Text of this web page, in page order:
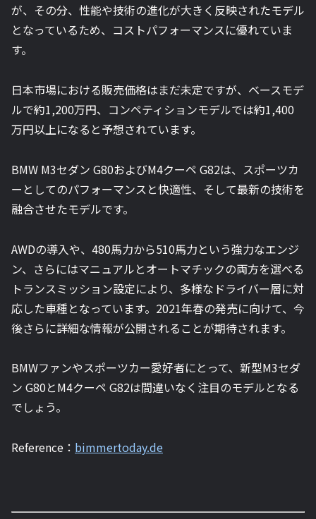
が、その分、性能や技術の進化が大きく反映されたモデル
となっているため、コストパフォーマンスに優れていま
す。
日本市場における販売価格はまだ未定ですが、ベースモデ
ルで約1,200万円、コンペティションモデルでは約1,400
万円以上になると予想されています。
BMW M3セダン G80およびM4クーペ G82は、スポーツカ
ーとしてのパフォーマンスと快適性、そして最新の技術を
融合させたモデルです。
AWDの導入や、480馬力から510馬力という強力なエンジ
ン、さらにはマニュアルとオートマチックの両方を選べる
トランスミッション設定により、多様なドライバー層に対
応した車種となっています。2021年春の発売に向けて、今
後さらに詳細な情報が公開されることが期待されます。
BMWファンやスポーツカー愛好者にとって、新型M3セダ
ン G80とM4クーペ G82は間違いなく注目のモデルとなる
でしょう。
Reference： bimmertoday.de